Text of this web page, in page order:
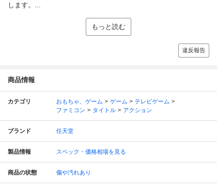
します。...
もっと読む
違反報告
商品情報
カテゴリ おもちゃ、ゲーム ゲーム
テレビゲーム
ファミコン
タイトル アクション
ブランド 任天堂
製品情報 スペック・価格相場を見る
商品の状態 傷や汚れあり